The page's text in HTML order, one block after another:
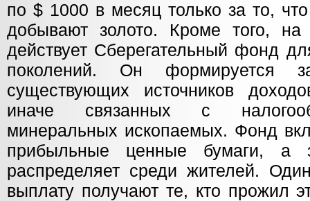
по $ 1000 в месяц только за то,
добывают золото. Кроме того,
действует Сберегательный фонд
поколений. Он формируется
существующих источников
иначе связанных с
минеральных ископаемых. Фонд
прибыльные ценные бумаги, а
распределяет среди жителей.
выплату получают те, кто прожил